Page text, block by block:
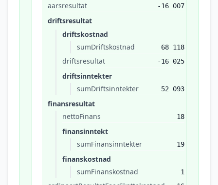
aarsresultat -16 007
driftsresultat
driftskostnad
sumDriftskostnad
68 118
driftsresultat -16 025
driftsinntekter
sumDriftsinntekter
52 093
finansresultat
nettoFinans
18
finansinntekt
sumFinansinntekter
19
finanskostnad
sumFinanskostnad
1